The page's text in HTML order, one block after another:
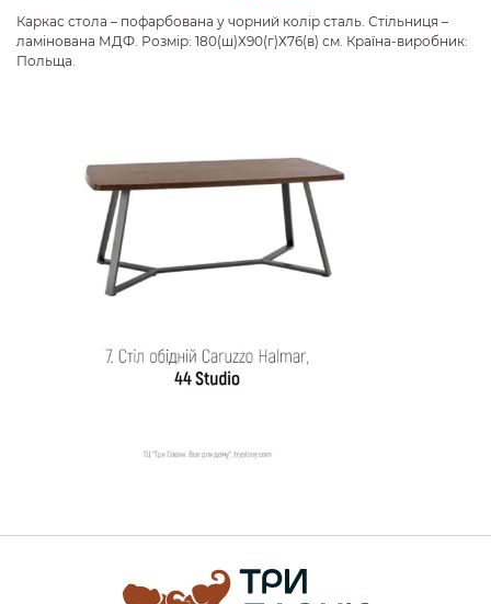
Каркас стола – пофарбована у чорний колір сталь. Стільниця –
ламінована МДФ. Розмір: 180(ш)Х90(г)Х76(в) см. Країна-виробник:
Польща.